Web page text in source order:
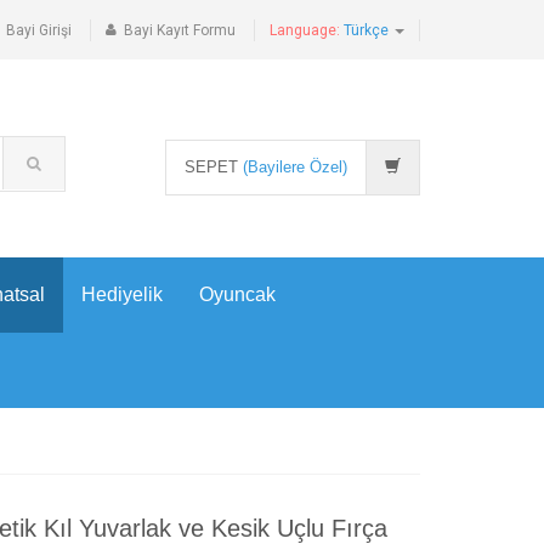
Bayi Girişi Bayi Kayıt Formu Language: Türkçe
SEPET (Bayilere Özel)
Hediyelik Oyuncak
Kıl Yuvarlak ve Kesik Uçlu Fırça